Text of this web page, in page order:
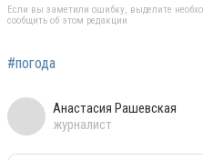
Если вы заметили ошибку, выделите
сообщить об этом редакции
#погода
Анастасия Рашевская
журналист